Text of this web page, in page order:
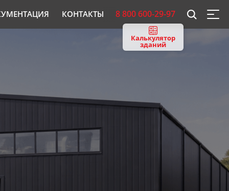
КОНТАКТЫ 8 800 600-29-97
Калькулятор
зданий